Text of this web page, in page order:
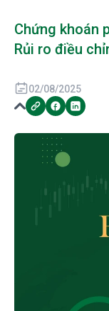
Chứng khoán
Rủi ro điều
02/08/2025